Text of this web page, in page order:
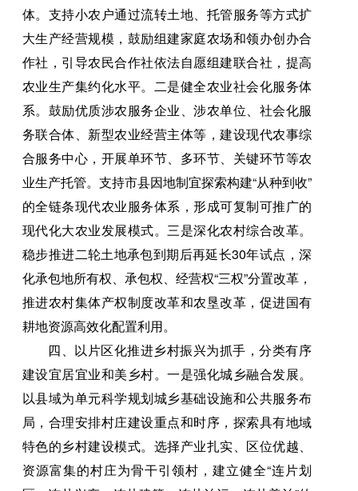
体。支持小农户通过流转土地、托管服务等方式扩
大生产经营规模，鼓励组建家庭农场和领办创办合
作社，引导农民合作社依法自愿组建联合社，提高
农业生产集约化水平。二是健全农业社会化服务体
系。鼓励优质涉农服务企业、涉农单位、社会化服
务联合体、新型农业经营主体等，建设现代农事综
合服务中心，开展单环节、多环节、关键环节等农
业生产托管。支持市县因地制宜探索构建“从种到收”
的全链条现代农业服务体系，形成可复制可推广的
现代化大农业发展模式。三是深化农村综合改革。
稳步推进二轮土地承包到期后再延长30年试点，深
化承包地所有权、承包权、经营权“三权”分置改革，
推进农村集体产权制度改革和农垦改革，促进国有
耕地资源高效化配置利用。
四、以片区化推进乡村振兴为抓手，分类有序
建设宜居宜业和美乡村。一是强化城乡融合发展。
以县域为单元科学规划城乡基础设施和公共服务布
局，合理安排村庄建设重点和时序，探索具有地域
特色的乡村建设模式。选择产业扎实、区位优越、
资源富集的村庄为骨干引领村，建立健全“连片划